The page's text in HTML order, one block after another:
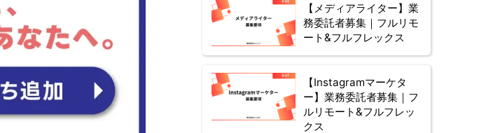
【メディアライター】業
務委託者募集｜フルリモ
ート&フルフレックス
【Instagramマーケタ
ー】業務委託者募集｜フ
ルリモート&フルフレッ
クス